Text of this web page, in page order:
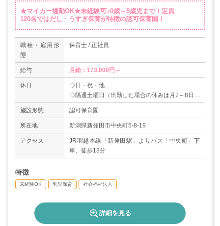
★マイカー通勤OK★未経験可♪0歳～5歳児まで！定員
120名ではだし・うすぎ保育が特徴の認可保育園！
職種・雇用形
態
保育士 / 正社員
給与 月給：173,000円～
休日
◇日・祝・他
◇隔週土曜日（出勤した場合の休みは月7～8日）
◇夏季休暇
◇年末年始（31日～3日）
【年間休日数：108日】
施設形態 認可保育園
所在地 新潟県新発田市中央町5-8-19
アクセス
JR羽越本線「新発田駅」よりバス「中央町」下
車、徒歩13分
特徴
未経験OK 乳児保育 社会福祉法人
詳細を見る